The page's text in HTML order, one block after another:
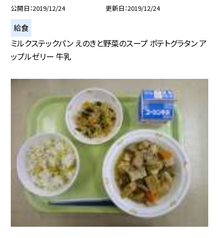
公開日 2019/12/24 更新日 2019/12/24
給食
ミルクステックパン えのきと野菜のスープ ポテトグラタン ア
ップルゼリー 牛乳